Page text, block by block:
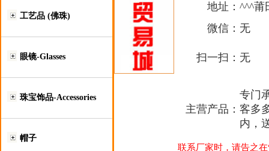
工艺品 (佛珠)
眼镜-Glasses
珠宝饰品-Accessories
帽子
地址： ^^^莆
微信： 无
扫一扫： 无
主营产品：
专门
客多
内，
联系厂家时，请告之